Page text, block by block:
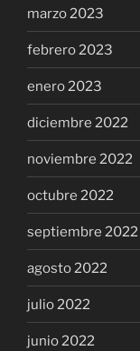
marzo 2023
febrero 2023
enero 2023
diciembre 2022
noviembre 2022
octubre 2022
septiembre 2022
agosto 2022
julio 2022
junio 2022